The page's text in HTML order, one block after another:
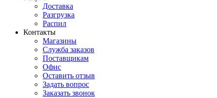
Доставка
Разгрузка
Распил
Контакты
Магазины
Служба заказов
Поставщикам
Офис
Оставить отзыв
Задать вопрос
Заказать звонок